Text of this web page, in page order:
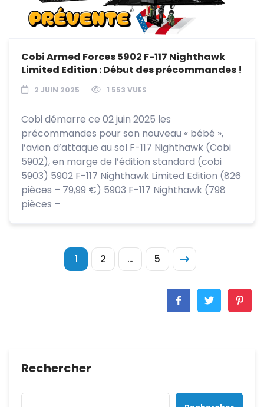
Cobi Armed Forces 5902 F-117 Nighthawk
Limited Edition : Début des précommandes !
2 JUIN 2025 1 553 VUES
Cobi démarre ce 02 juin 2025 les
précommandes pour son nouveau « bébé »,
l’avion d’attaque au sol F-117 Nighthawk (Cobi
5902), en marge de l’édition standard (cobi
5903) 5902 F-117 Nighthawk Limited Edition (826
pièces – 79,99 €) 5903 F-117 Nighthawk (798
pièces –
1 2 … 5
Rechercher